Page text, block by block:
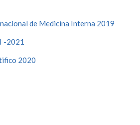
de Medicina Interna 2019
-2021
2020